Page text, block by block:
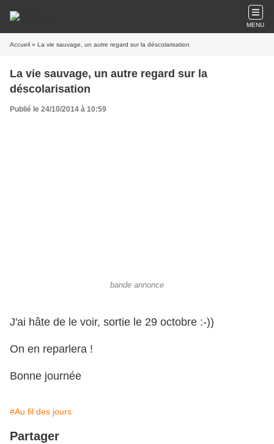
MENU
Accueil » La vie sauvage, un autre regard sur la déscolarisation
La vie sauvage, un autre regard sur la
déscolarisation
Publié le 24/10/2014 à 10:59
bande annonce
J'ai hâte de le voir, sortie le 29 octobre :-))
On en reparlera !
Bonne journée
#Au fil des jours
Partager